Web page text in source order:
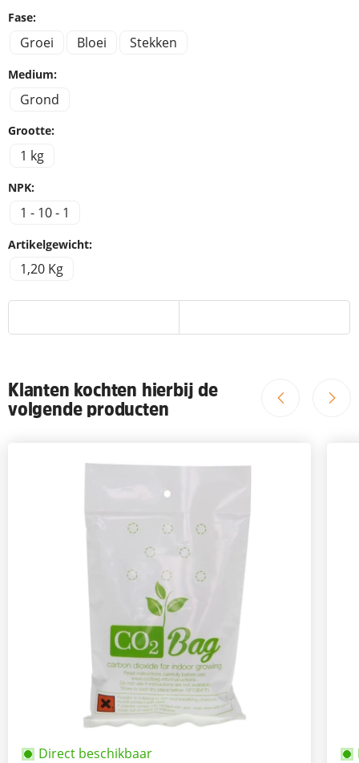
Fase:
Groei Bloei Stekken
Medium:
Grond
Grootte:
1 kg
NPK:
1 - 10 - 1
Artikelgewicht:
1,20 Kg
Klanten kochten hierbij de
volgende producten
Direct beschikbaar